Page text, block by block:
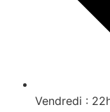
Vendredi :